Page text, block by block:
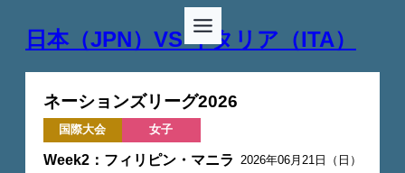
日本（JPN）VS イタリア（ITA）
ネーションズリーグ2026
国際大会 女子
Week2：フィリピン・マニラ 2026年06月21日（日）